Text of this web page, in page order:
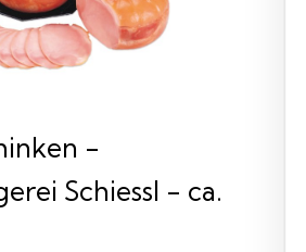
-
Schiessl - ca.